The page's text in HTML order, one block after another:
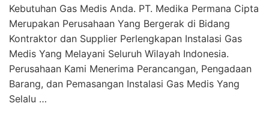
Kebutuhan Gas Medis Anda. PT. Medika Permana Cipta
Merupakan Perusahaan Yang Bergerak di Bidang
Kontraktor dan Supplier Perlengkapan Instalasi Gas
Medis Yang Melayani Seluruh Wilayah Indonesia.
Perusahaan Kami Menerima Perancangan, Pengadaan
Barang, dan Pemasangan Instalasi Gas Medis Yang
Selalu …